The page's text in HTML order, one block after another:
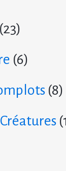
(23)
(6)
(8)